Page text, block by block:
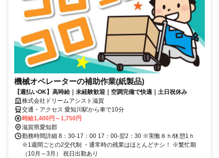
機械オペレーターの補助作業(紙製品)
【週払いOK】高時給｜未経験歓迎｜空調完備で快適｜土日祝休み
株式会社ドリームアシスト滋賀
交通・アクセス 愛知川駅から車で10分
時給1,400円～1,750円
滋賀県愛知郡
勤務時間詳細 8：30-17：00 17：00-翌2：30 ※実働８ｈ/休憩1ｈ
※1週間ごとの2交代制 ・通常時の残業はほとんどナシ！ ※繁忙期
（10月～3月） 祝日出勤あり